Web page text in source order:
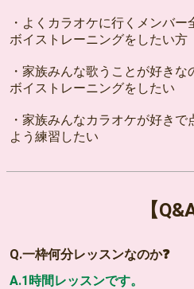
・よくカラオケに行くメンバー
ボイストレーニングをしたい方
・家族みんな歌うことが好きな
ボイストレーニングをしたい
・家族みんなカラオケが好きで
よう練習したい
【
Q.一枠何分レッスンなのか❓
A.1時間レッスンです。